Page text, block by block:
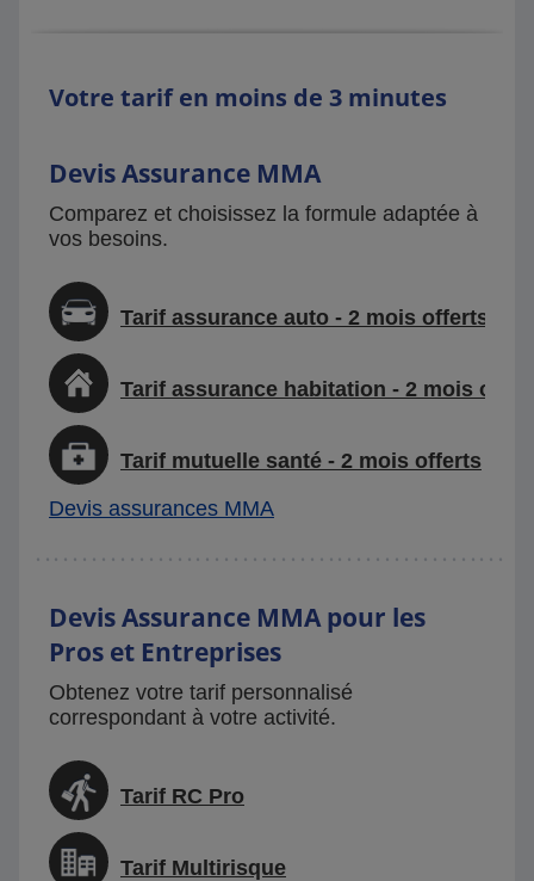
Votre tarif en moins de 3 minutes
Devis Assurance MMA
Comparez et choisissez la formule adaptée à
vos besoins.
Tarif assurance auto - 2 mois offerts
Tarif assurance habitation - 2 mois
Tarif mutuelle santé - 2 mois offerts
Devis assurances MMA
Devis Assurance MMA pour les
Pros et Entreprises
Obtenez votre tarif personnalisé
correspondant à votre activité.
Tarif RC Pro
Tarif Multirisque